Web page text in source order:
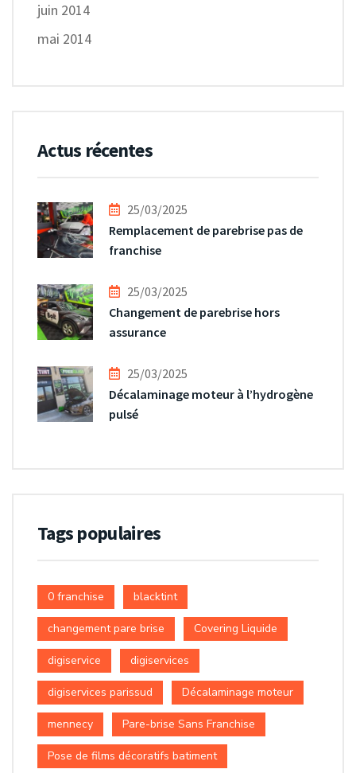
juin 2014
mai 2014
Actus récentes
25/03/2025
Remplacement de parebrise pas de
franchise
25/03/2025
Changement de parebrise hors
assurance
25/03/2025
Décalaminage moteur à l’hydrogène
pulsé
Tags populaires
0 franchise blacktint
changement pare brise Covering Liquide
digiservice digiservices
digiservices parissud Décalaminage moteur
mennecy Pare-brise Sans Franchise
Pose de films décoratifs batiment